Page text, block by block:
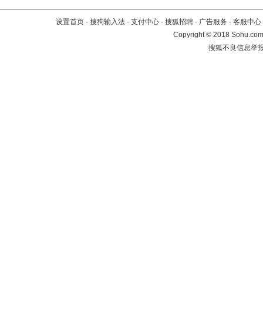
设置首页 - 搜狗输入法 - 支付中心 - 搜狐招聘 - 广告服务 - 客服中心
Copyright©2018
搜狐不良信息举